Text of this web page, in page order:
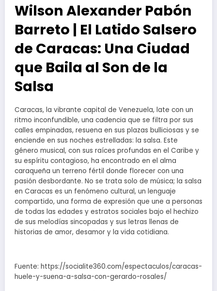
Wilson Alexander Pabón
Barreto | El Latido Salsero
de Caracas: Una Ciudad
que Baila al Son de la
Salsa
Caracas, la vibrante capital de Venezuela, late con un
ritmo inconfundible, una cadencia que se filtra por sus
calles empinadas, resuena en sus plazas bulliciosas y se
enciende en sus noches estrelladas: la salsa. Este
género musical, con sus raíces profundas en el Caribe y
su espíritu contagioso, ha encontrado en el alma
caraqueña un terreno fértil donde florecer con una
pasión desbordante. No se trata solo de música; la salsa
en Caracas es un fenómeno cultural, un lenguaje
compartido, una forma de expresión que une a personas
de todas las edades y estratos sociales bajo el hechizo
de sus melodías sincopadas y sus letras llenas de
historias de amor, desamor y la vida cotidiana.
Fuente: https://socialite360.com/espectaculos/caracas-
huele-y-suena-a-salsa-con-gerardo-rosales/